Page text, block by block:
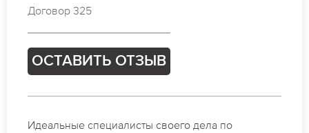
Договор 491
ОСТАВИТЬ ОТЗЫВ
Спасибо огромное. Заказывала маникюр на день